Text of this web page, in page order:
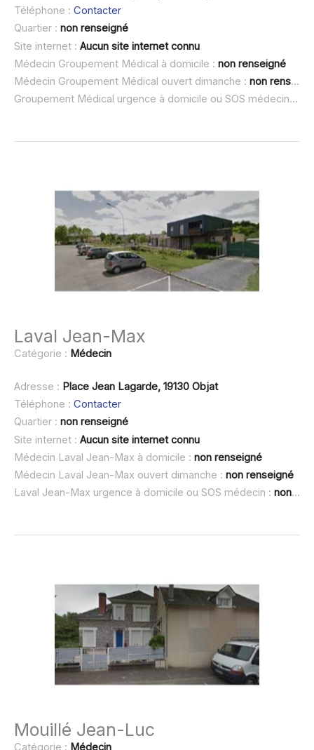
Téléphone : Contacter
Quartier : non renseigné
Site internet : Aucun site internet connu
Médecin Groupement Médical à domicile : non renseigné
Médecin Groupement Médical ouvert dimanche : non renseigné
Groupement Médical urgence à domicile ou SOS médecin :
Laval Jean-Max
Catégorie : Médecin
Adresse : Place Jean Lagarde, 19130 Objat
Téléphone : Contacter
Quartier : non renseigné
Site internet : Aucun site internet connu
Médecin Laval Jean-Max à domicile : non renseigné
Médecin Laval Jean-Max ouvert dimanche : non renseigné
Laval Jean-Max urgence à domicile ou SOS médecin : non renseigné
Mouillé Jean-Luc
Catégorie : Médecin